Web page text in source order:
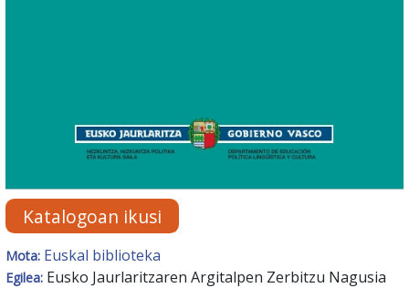
Katalogoan ikusi
Mota: Euskal biblioteka
Egilea: Eusko Jaurlaritzaren Argitalpen Zerbitzu Nagusia